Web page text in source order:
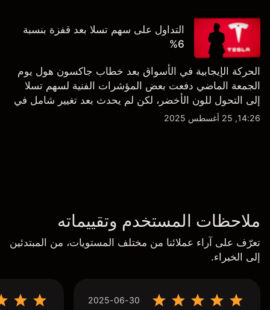
التداول على سهم تسلا بعد قفزة بنسبة
6%
الحركة الإيجابية في الأسواق بعد خطاب جاكسون هول يوم
الجمعة الماضي دفعت بعض المؤشرات الفنية لسهم تسلا
إلى التحول للون الأخضر، لكن لم يحدث بعد تغيير شامل في
النظرة الفنية سواء على الإطار اليومي أو الأسبوعي.
14:26, 25 أغسطس 2025
ملاحظات المستخدم وتقييماته
تعرّف على آراء عملائنا من مختلف المستويات، من المبتدئين
إلى الخبراء.
2025-06-30